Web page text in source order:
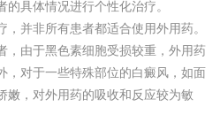
具体情况进行个性化治疗。
并非所有患者都适合使用外用药。
，由于黑色素细胞受损较重，外用药
，对于一些特殊部位的白癜风，如面
嫩，对外用药的吸收和反应较为敏